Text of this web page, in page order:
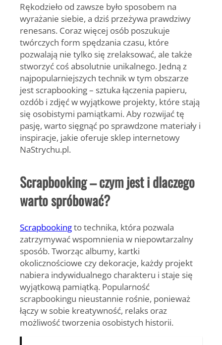
Rękodzieło od zawsze było sposobem na
wyrażanie siebie, a dziś przeżywa prawdziwy
renesans. Coraz więcej osób poszukuje
twórczych form spędzania czasu, które
pozwalają nie tylko się zrelaksować, ale także
stworzyć coś absolutnie unikalnego. Jedną z
najpopularniejszych technik w tym obszarze
jest scrapbooking – sztuka łączenia papieru,
ozdób i zdjęć w wyjątkowe projekty, które stają
się osobistymi pamiątkami. Aby rozwijać tę
pasję, warto sięgnąć po sprawdzone materiały i
inspiracje, jakie oferuje sklep internetowy
NaStrychu.pl.
Scrapbooking – czym jest i dlaczego
warto spróbować?
Scrapbookingto technika, która pozwala
zatrzymywać wspomnienia w niepowtarzalny
sposób. Tworząc albumy, kartki
okolicznościowe czy dekoracje, każdy projekt
nabiera indywidualnego charakteru i staje się
wyjątkową pamiątką. Popularność
scrapbookingu nieustannie rośnie, ponieważ
łączy w sobie kreatywność, relaks oraz
możliwość tworzenia osobistych historii.